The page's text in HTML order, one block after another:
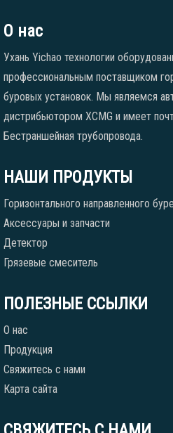
О нас
Ухань Yichao технологии
профессиональным поставщиком
буровых установок. Мы являемся
дистрибьютором XCMG и имеет
Бестраншейная трубопровода.
НАШИ ПРОДУКТЫ
Горизонтального направленного
Аксессуары и запчасти
Детектор
Грязевые смеситель
ПОЛЕЗНЫЕ ССЫЛКИ
О нас
Продукция
Свяжитесь с нами
Карта сайта